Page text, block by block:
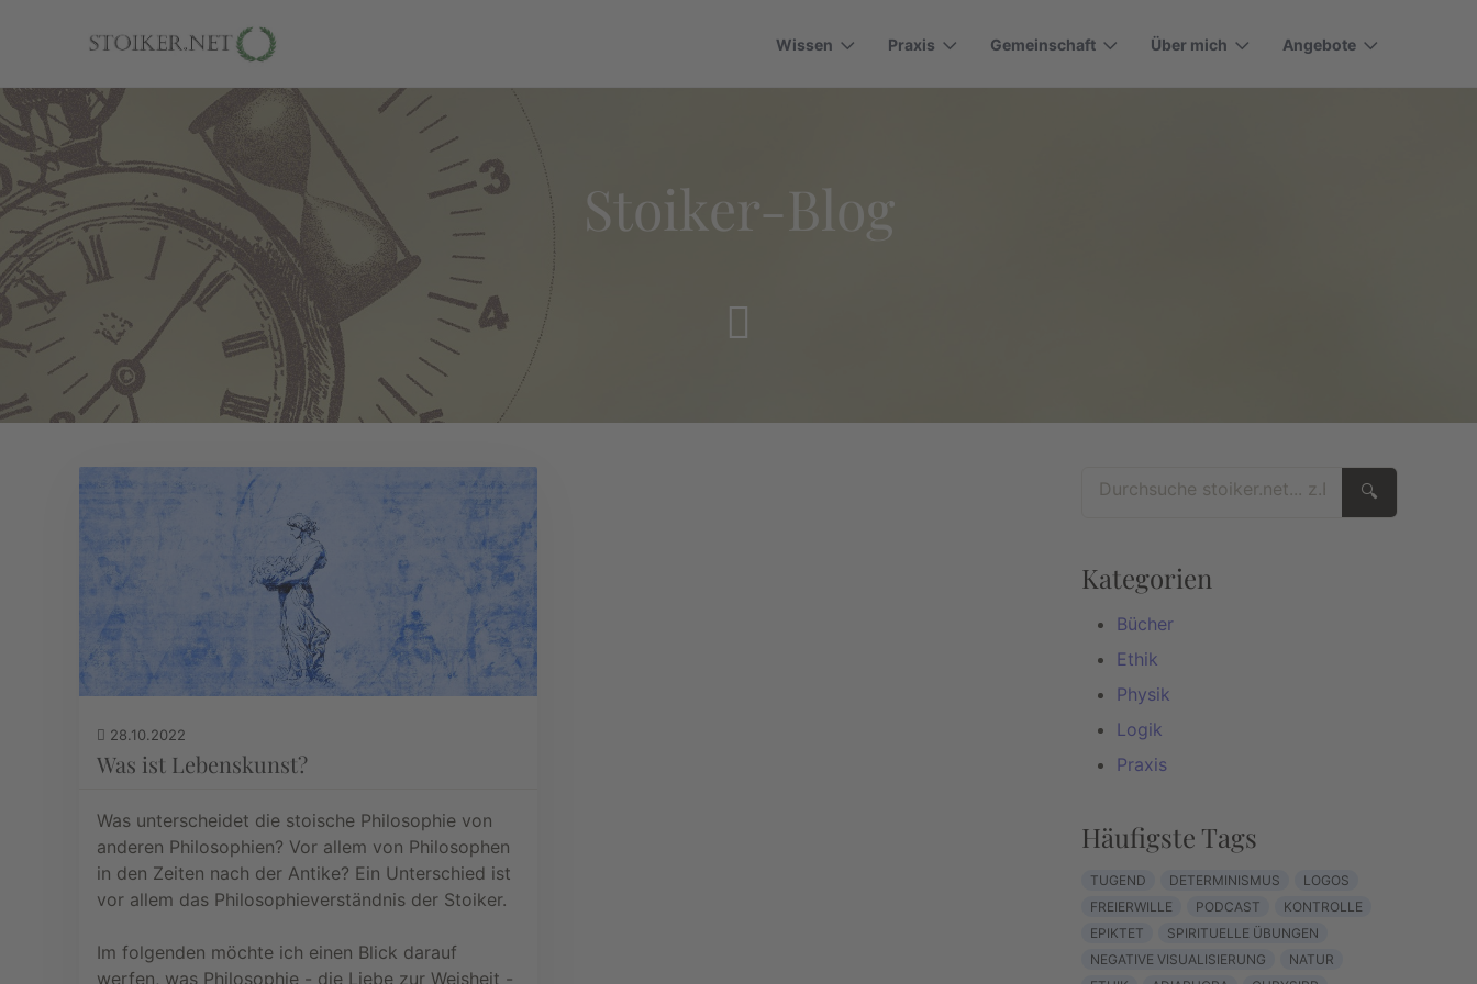
Wissen Praxis Gemeinschaft Über mich Angebote
Stoiker-Blog
28.10.2022
Was ist Lebenskunst?
Was unterscheidet die stoische Philosophie von
anderen Philosophien? Vor allem von Philosophen
in den Zeiten nach der Antike? Ein Unterschied ist
vor allem das Philosophieverständnis der Stoiker.
Im folgenden möchte ich einen Blick darauf
werfen, was Philosophie - die Liebe zur Weisheit -
🔍
Kategorien
Bücher
Ethik
Physik
Logik
Praxis
Häufigste Tags
TUGEND DETERMINISMUS
LOGOS
FREIERWILLE
PODCAST
KONTROLLE
EPIKTET
SPIRITUELLE ÜBUNGEN
NEGATIVE VISUALISIERUNG
NATUR